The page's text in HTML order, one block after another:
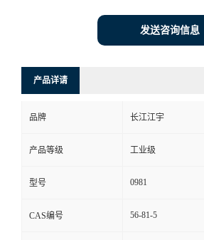
发送咨询信息
产品详请
品牌 长江江宇
产品等级 工业级
型号 0981
CAS编号 56-81-5